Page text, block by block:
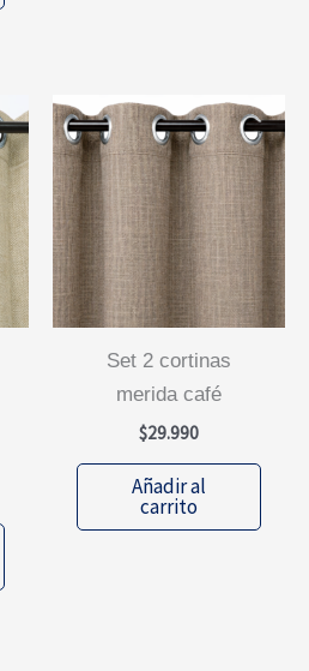
set 2 cortinas
merida café
$29.990
Añadir al
carrito